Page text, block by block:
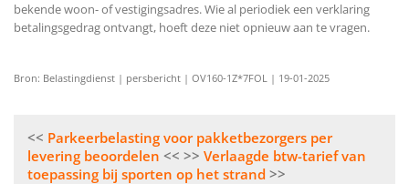
bekende woon- of vestigingsadres. Wie al periodiek een verklaring
betalingsgedrag ontvangt, hoeft deze niet opnieuw aan te vragen.
Bron: Belastingdienst | persbericht | OV160-1Z*7FOL | 19-01-2025
Bericht
navigatie
Parkeerbelasting voor pakketbezorgers per
levering beoordelen
Verlaagde btw-tarief van
toepassing bij sporten op het strand